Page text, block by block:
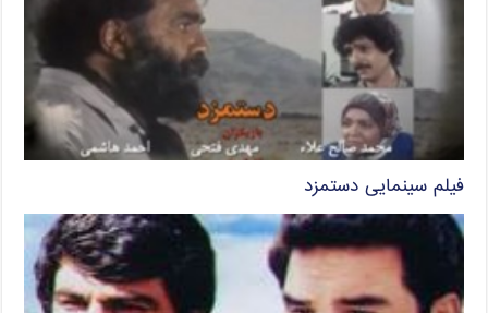
فیلم سینمایی دستمزد